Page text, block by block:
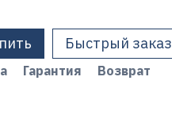
Быстрый заказ
Гарантия
Возврат